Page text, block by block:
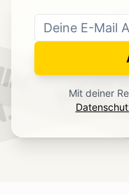
Mit deiner